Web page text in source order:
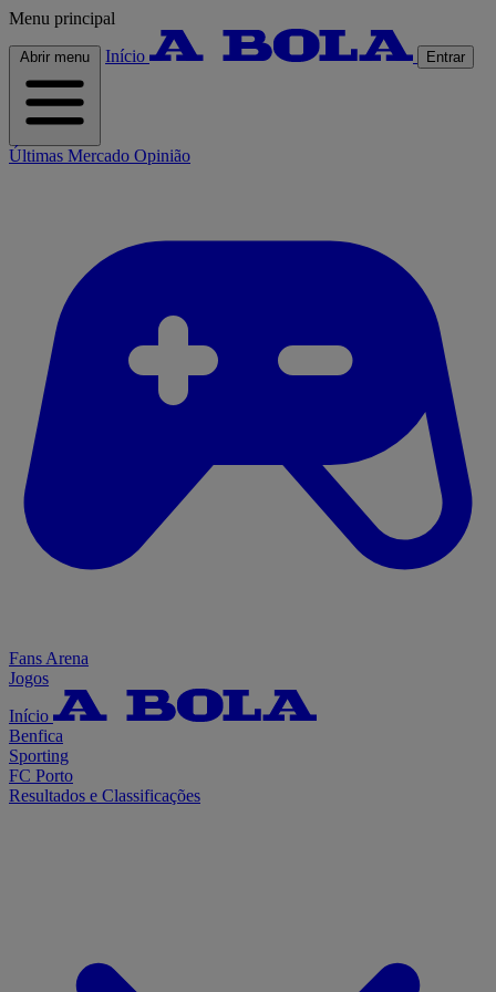
Menu principal
Abrir menu Início Entrar
Últimas Mercado Opinião
Fans Arena
Jogos
Início
Benfica
Sporting
FC Porto
Resultados e Classificações